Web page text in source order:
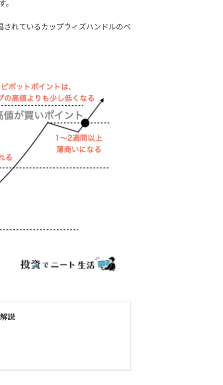
されているカップウィズハンドルのベ
説